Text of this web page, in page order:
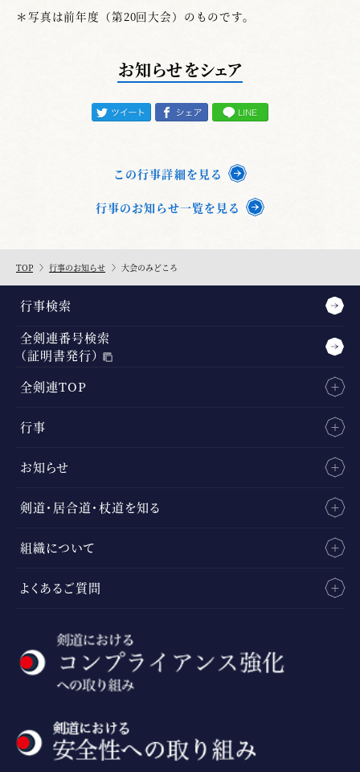
＊写真は前年度（第20回大会）のものです。
お知らせをシェア
この行事詳細を見る
行事のお知らせ一覧を見る
TOP 行事のお知らせ 大会のみどころ
行事検索
全剣連番号検索
（証明書発行）
全剣連TOP
行事
お知らせ
剣道・居合道・杖道を知る
組織について
よくあるご質問